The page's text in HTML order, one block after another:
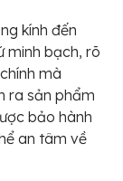
kính đến
minh bạch, rõ
mà
ra sản phẩm
bảo hành
an tâm về